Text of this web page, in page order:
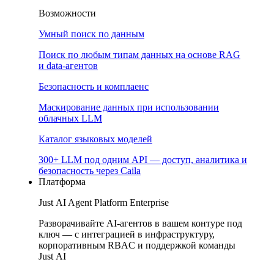
Возможности
Умный поиск по данным
Поиск по любым типам данных на основе RAG
и data-агентов
Безопасность и комплаенс
Маскирование данных при использовании
облачных LLM
Каталог языковых моделей
300+ LLM под одним API — доступ, аналитика и
безопасность через Caila
Платформа
Just AI Agent Platform Enterprise
Разворачивайте AI-агентов в вашем контуре под
ключ — с интеграцией в инфраструктуру,
корпоративным RBAC и поддержкой команды
Just AI